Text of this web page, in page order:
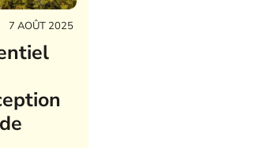
7 AOÛT 2025